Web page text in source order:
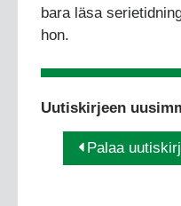
bara läsa
hon.
Uutiskirjeen
Palaa